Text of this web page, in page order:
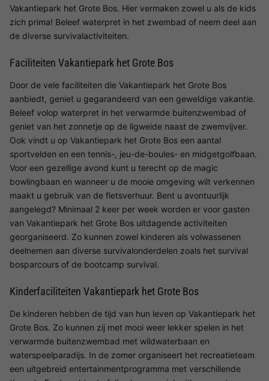
Vakantiepark het Grote Bos. Hier vermaken zowel u als de kids
zich prima! Beleef waterpret in het zwembad of neem deel aan
de diverse survivalactiviteiten.
Faciliteiten Vakantiepark het Grote Bos
Door de vele faciliteiten die Vakantiepark het Grote Bos
aanbiedt, geniet u gegarandeerd van een geweldige vakantie.
Beleef volop waterpret in het verwarmde buitenzwembad of
geniet van het zonnetje op de ligweide naast de zwemvijver.
Ook vindt u op Vakantiepark het Grote Bos een aantal
sportvelden en een tennis-, jeu-de-boules- en midgetgolfbaan.
Voor een gezellige avond kunt u terecht op de magic
bowlingbaan en wanneer u de mooie omgeving wilt verkennen
maakt u gebruik van de fietsverhuur. Bent u avontuurlijk
aangelegd? Minimaal 2 keer per week worden er voor gasten
van Vakantiepark het Grote Bos uitdagende activiteiten
georganiseerd. Zo kunnen zowel kinderen als volwassenen
deelnemen aan diverse survivalonderdelen zoals het survival
bosparcours of de bootcamp survival.
Kinderfaciliteiten Vakantiepark het Grote Bos
De kinderen hebben de tijd van hun leven op Vakantiepark het
Grote Bos. Zo kunnen zij met mooi weer lekker spelen in het
verwarmde buitenzwembad met wildwaterbaan en
waterspeelparadijs. In de zomer organiseert het recreatieteam
een uitgebreid entertainmentprogramma met verschillende